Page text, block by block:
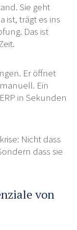
Sie geht
ist, trägt es ins
Das ist
Er öffnet
Ein
in Sekunden
Nicht dass
dass sie
von